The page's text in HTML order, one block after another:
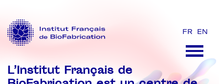
FR EN
L’Institut Français de